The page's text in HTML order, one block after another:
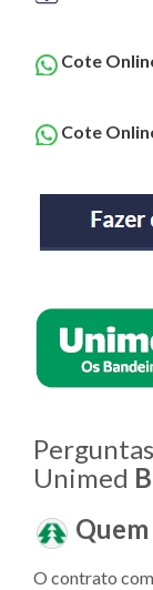
Cote
Cote
Unimed
O contrato